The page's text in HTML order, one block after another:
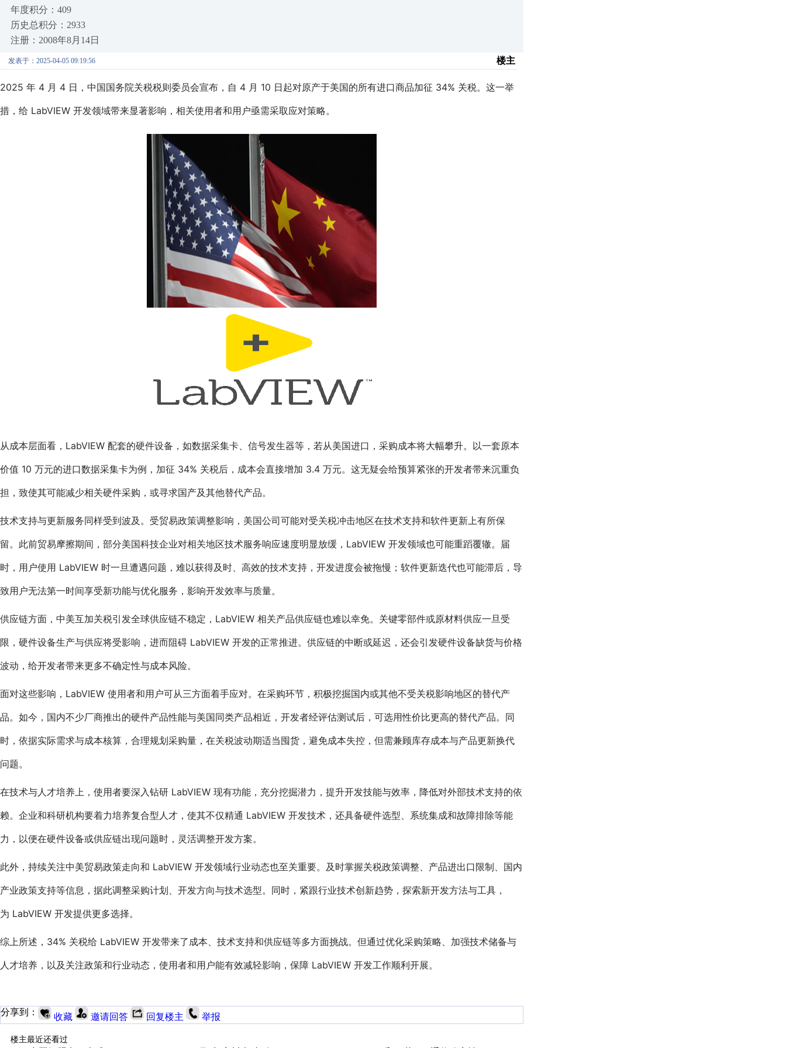
年度积分：409
历史总积分：2933
注册：2008年8月14日
发表于：2025-04-05 09:19:56 楼主
2025 年 4 月 4 日，中国国务院关税税则委员会宣布，自 4 月 10 日起对原产于美国的所有进口商品加征 34% 关税。这一举
措，给 LabVIEW 开发领域带来显著影响，相关使用者和用户亟需采取应对策略。
从成本层面看，LabVIEW 配套的硬件设备，如数据采集卡、信号发生器等，若从美国进口，采购成本将大幅攀升。以一套原本
价值 10 万元的进口数据采集卡为例，加征 34% 关税后，成本会直接增加 3.4 万元。这无疑会给预算紧张的开发者带来沉重负
担，致使其可能减少相关硬件采购，或寻求国产及其他替代产品。
技术支持与更新服务同样受到波及。受贸易政策调整影响，美国公司可能对受关税冲击地区在技术支持和软件更新上有所保
留。此前贸易摩擦期间，部分美国科技企业对相关地区技术服务响应速度明显放缓，LabVIEW 开发领域也可能重蹈覆辙。届
时，用户使用 LabVIEW 时一旦遭遇问题，难以获得及时、高效的技术支持，开发进度会被拖慢；软件更新迭代也可能滞后，导
致用户无法第一时间享受新功能与优化服务，影响开发效率与质量。
供应链方面，中美互加关税引发全球供应链不稳定，LabVIEW 相关产品供应链也难以幸免。关键零部件或原材料供应一旦受
限，硬件设备生产与供应将受影响，进而阻碍 LabVIEW 开发的正常推进。供应链的中断或延迟，还会引发硬件设备缺货与价格
波动，给开发者带来更多不确定性与成本风险。
面对这些影响，LabVIEW 使用者和用户可从三方面着手应对。在采购环节，积极挖掘国内或其他不受关税影响地区的替代产
品。如今，国内不少厂商推出的硬件产品性能与美国同类产品相近，开发者经评估测试后，可选用性价比更高的替代产品。同
时，依据实际需求与成本核算，合理规划采购量，在关税波动期适当囤货，避免成本失控，但需兼顾库存成本与产品更新换代
问题。
在技术与人才培养上，使用者要深入钻研 LabVIEW 现有功能，充分挖掘潜力，提升开发技能与效率，降低对外部技术支持的依
赖。企业和科研机构要着力培养复合型人才，使其不仅精通 LabVIEW 开发技术，还具备硬件选型、系统集成和故障排除等能
力，以便在硬件设备或供应链出现问题时，灵活调整开发方案。
此外，持续关注中美贸易政策走向和 LabVIEW 开发领域行业动态也至关重要。及时掌握关税政策调整、产品进出口限制、国内
产业政策支持等信息，据此调整采购计划、开发方向与技术选型。同时，紧跟行业技术创新趋势，探索新开发方法与工具，
为 LabVIEW 开发提供更多选择。
综上所述，34% 关税给 LabVIEW 开发带来了成本、技术支持和供应链等多方面挑战。但通过优化采购策略、加强技术储备与
人才培养，以及关注政策和行业动态，使用者和用户能有效减轻影响，保障 LabVIEW 开发工作顺利开展。
分享到： 收藏 邀请回答 回复楼主 举报
楼主最近还看过